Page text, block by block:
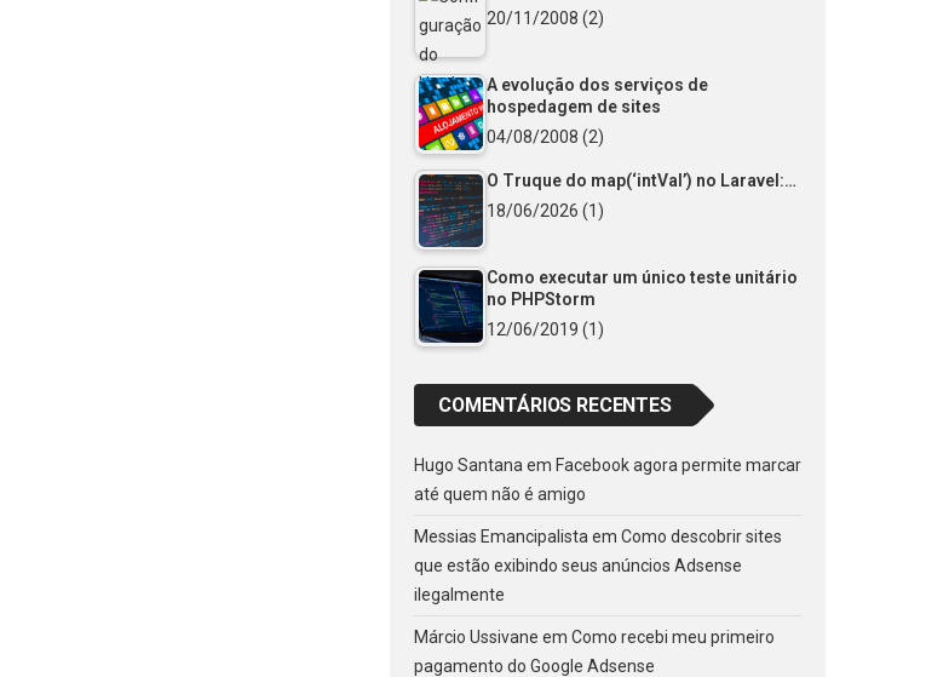
20/11/2008 (2)
A evolução dos serviços de
hospedagem de sites
04/08/2008 (2)
O Truque do map(‘intVal’) no Laravel:…
18/06/2026 (1)
Como executar um único teste unitário
no PHPStorm
12/06/2019 (1)
COMENTÁRIOS RECENTES
Hugo Santana em Facebook agora permite marcar
até quem não é amigo
Messias Emancipalista em Como descobrir sites
que estão exibindo seus anúncios Adsense
ilegalmente
Márcio Ussivane em Como recebi meu primeiro
pagamento do Google Adsense